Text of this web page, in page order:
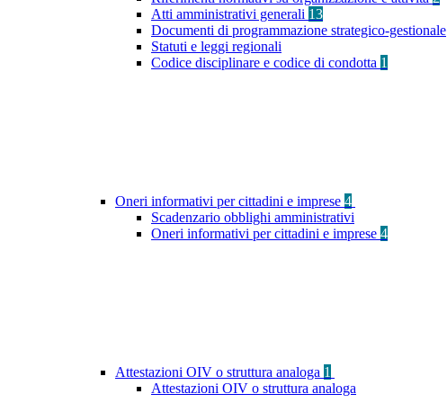
Atti amministrativi generali 13
Documenti di programmazione strategico-gestionale
Statuti e leggi regionali
Codice disciplinare e codice di condotta 1
Oneri informativi per cittadini e imprese 4
Scadenzario obblighi amministrativi
Oneri informativi per cittadini e imprese 4
Attestazioni OIV o struttura analoga 1
Attestazioni OIV o struttura analoga